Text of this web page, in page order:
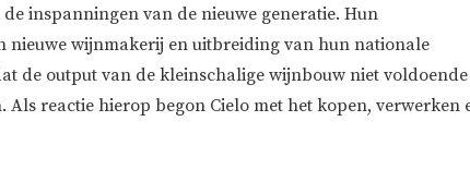
inspanningen van de nieuwe generatie. Hun
nieuwe wijnmakerij en uitbreiding van hun nationale
de output van de kleinschalige wijnbouw niet voldoende
Als reactie hierop begon Cielo met het kopen, verwerken